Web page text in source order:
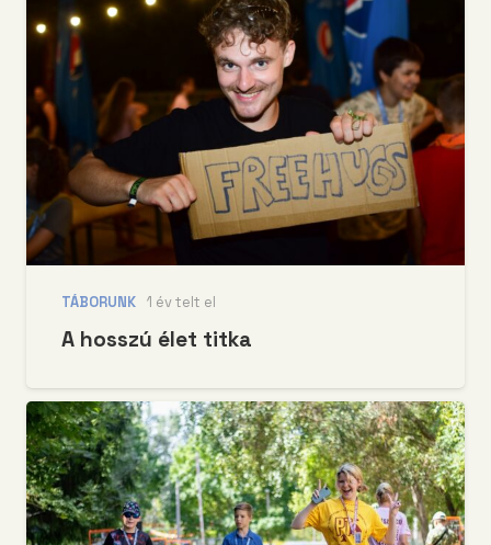
TÁBORUNK 1 év telt el
A hosszú élet titka